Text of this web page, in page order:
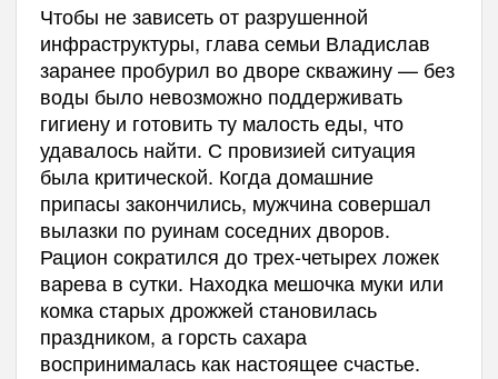
Чтобы не зависеть от разрушенной
инфраструктуры, глава семьи Владислав
заранее пробурил во дворе скважину — без
воды было невозможно поддерживать
гигиену и готовить ту малость еды, что
удавалось найти. С провизией ситуация
была критической. Когда домашние
припасы закончились, мужчина совершал
вылазки по руинам соседних дворов.
Рацион сократился до трех-четырех ложек
варева в сутки. Находка мешочка муки или
комка старых дрожжей становилась
праздником, а горсть сахара
воспринималась как настоящее счастье.